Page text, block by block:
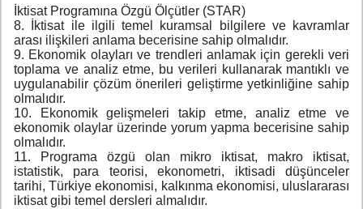
İktisat Programına Özgü Ölçütler (STAR)
8. İktisat ile ilgili temel kuramsal bilgilere ve kavramlar
arası ilişkileri anlama becerisine sahip olmalıdır.
9. Ekonomik olayları ve trendleri anlamak için gerekli veri
toplama ve analiz etme, bu verileri kullanarak mantıklı ve
uygulanabilir çözüm önerileri geliştirme yetkinliğine sahip
olmalıdır.
10. Ekonomik gelişmeleri takip etme, analiz etme ve
ekonomik olaylar üzerinde yorum yapma becerisine sahip
olmalıdır.
11. Programa özgü olan mikro iktisat, makro iktisat,
istatistik, para teorisi, ekonometri, iktisadi düşünceler
tarihi, Türkiye ekonomisi, kalkınma ekonomisi, uluslararası
iktisat gibi temel dersleri almalıdır.